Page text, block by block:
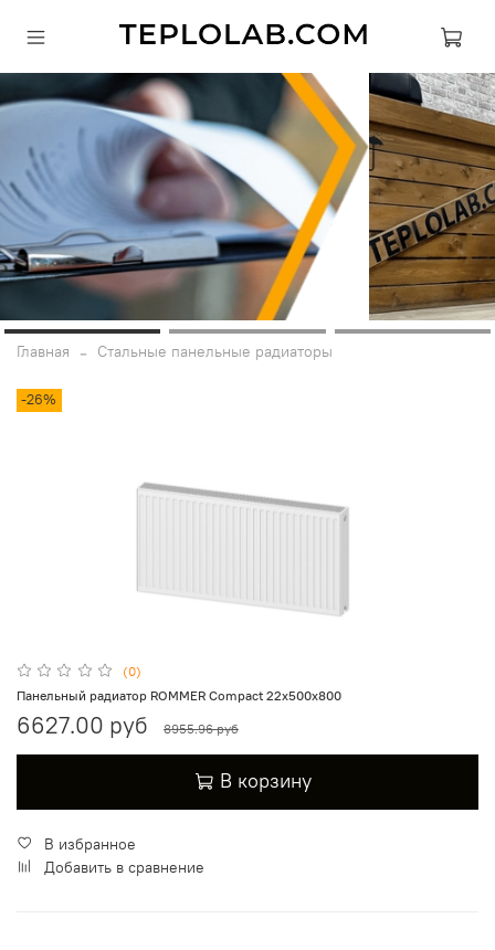
Главная Стальные панельные радиаторы
-26%
(0)
Панельный радиатор ROMMER Compact 22х500х800
6627.00 руб 8955.96 руб
В корзину
В избранное
Добавить в сравнение